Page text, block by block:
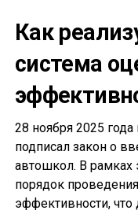
Как
система
28 ноября 2025
подписал закон о
автошкол. В рамках
порядок
эффективности,